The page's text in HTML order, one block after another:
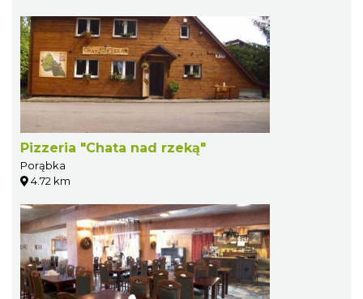
Pizzeria "Chata nad rzeką"
Porąbka
4.72 km